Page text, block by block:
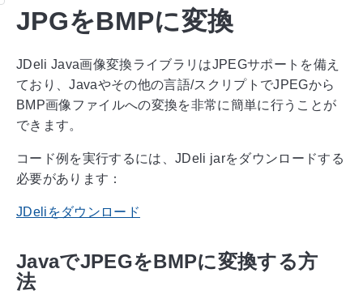
JPGをBMPに変換
JDeli Java画像変換ライブラリはJPEGサポートを備え
ており、Javaやその他の言語/スクリプトでJPEGから
BMP画像ファイルへの変換を非常に簡単に行うことが
できます。
コード例を実行するには、JDeli jarをダウンロードする
必要があります：
JDeliをダウンロード
JavaでJPEGをBMPに変換する方
法